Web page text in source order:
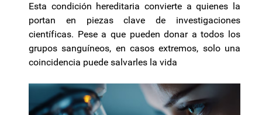
Esta condición hereditaria convierte a quienes la
portan en piezas clave de investigaciones
científicas. Pese a que pueden donar a todos los
grupos sanguíneos, en casos extremos, solo una
coincidencia puede salvarles la vida